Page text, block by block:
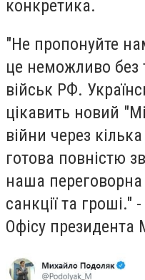
конкретика.
"Не пропонуйте
це неможливо без
військ РФ.
цікавить новий
війни через
готова повністю
наша
санкції та
Офісу